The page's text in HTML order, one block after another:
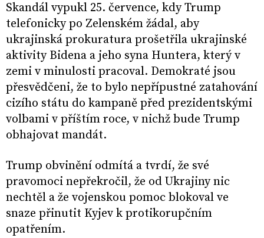
Skandál vypukl 25. července, kdy Trump
telefonicky po Zelenském žádal, aby
ukrajinská prokuratura prošetřila ukrajinské
aktivity Bidena a jeho syna Huntera, který v
zemi v minulosti pracoval. Demokraté jsou
přesvědčeni, že to bylo nepřípustné zatahování
cizího státu do kampaně před prezidentskými
volbami v příštím roce, v nichž bude Trump
obhajovat mandát.
Trump obvinění odmítá a tvrdí, že své
pravomoci nepřekročil, že od Ukrajiny nic
nechtěl a že vojenskou pomoc blokoval ve
snaze přinutit Kyjev k protikorupčním
opatřením.